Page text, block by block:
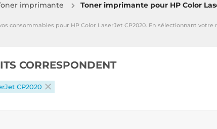
imprimante Toner imprimante pour HP Color
consommables pour HP Color LaserJet CP2020. En sélectionnant
CORRESPONDENT
CP2020